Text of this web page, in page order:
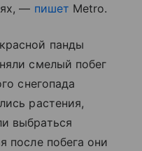
— пишет Metro.
панды
смелый побег
снегопада
растения,
выбраться
после побега они